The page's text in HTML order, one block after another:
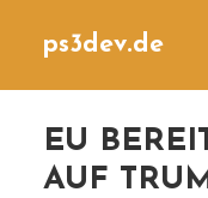
ps3dev.de
EU
AUF